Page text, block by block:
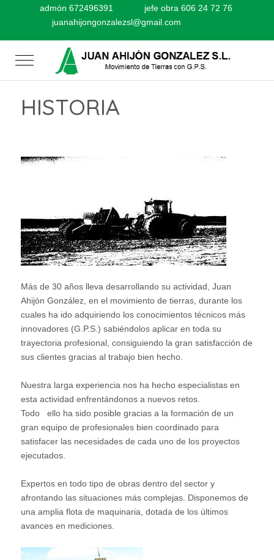
admón 672496391
jefe obra 606 24 72 76
juanahijongonzalezsl@gmail.com
Mobile Menu Toggle
HISTORIA
Más de 30 años lleva desarrollando su actividad, Juan
Ahijón González, en el movimiento de tierras, durante los
cuales ha ido adquiriendo los conocimientos técnicos más
innovadores (G.P.S.) sabiéndolos aplicar en toda su
trayectoria profesional, consiguiendo la gran satisfacción de
sus clientes gracias al trabajo bien hecho.
Nuestra larga experiencia nos ha hecho especialistas en
esta actividad enfrentándonos a nuevos retos.
Todo ello ha sido posible gracias a la formación de un
gran equipo de profesionales bien coordinado para
satisfacer las necesidades de cada uno de los proyectos
ejecutados.
Expertos en todo tipo de obras dentro del sector y
afrontando las situaciones más complejas. Disponemos de
una amplia flota de maquinaria, dotada de los últimos
avances en mediciones.